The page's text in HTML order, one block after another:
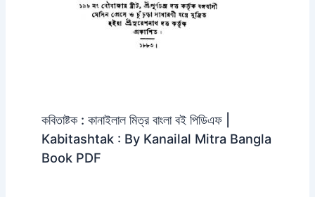
কবিতাষ্টক : কানাইলাল মিত্র বাংলা বই পিডিএফ |
Kabitashtak : By Kanailal Mitra Bangla
Book PDF